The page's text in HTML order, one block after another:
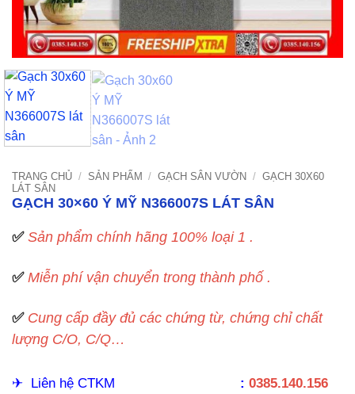
TRANG CHỦ / SẢN PHẨM / GẠCH SÂN VƯỜN / GẠCH 30X60
LÁT SÂN
GẠCH 30×60 Ý MỸ N366007S LÁT SÂN
✅Sản phẩm chính hãng 100% loại 1 .
✅Miễn phí vận chuyển trong thành phố .
✅ Cung cấp đầy đủ các chứng từ, chứng chỉ chất
lượng C/O, C/Q…
✈︎ Liên hệ CTKM : 0385.140.156